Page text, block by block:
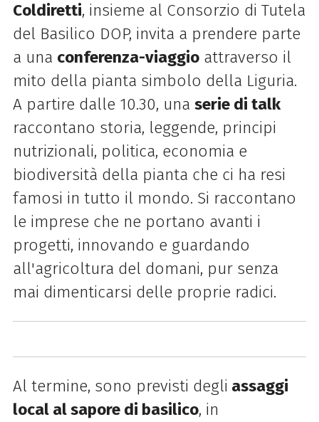
Coldiretti, insieme al Consorzio di Tutela
del Basilico DOP, invita a prendere parte
a una conferenza-viaggioattraverso il
mito della pianta simbolo della Liguria.
Apartire dalle 10.30, una serie di talk
raccontano storia, leggende, principi
nutrizionali, politica, economia e
biodiversità della pianta che ci ha resi
famosi in tutto il mondo. Si raccontano
le imprese che ne portano avanti i
progetti, innovando e guardando
all'agricoltura del domani, pur senza
mai dimenticarsi delle proprie radici.
Al termine, sono previsti degli assaggi
local al sapore di basilico, in